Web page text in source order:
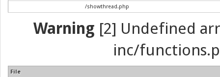
/showthread.php
Warning [2] Undefined
inc/
File